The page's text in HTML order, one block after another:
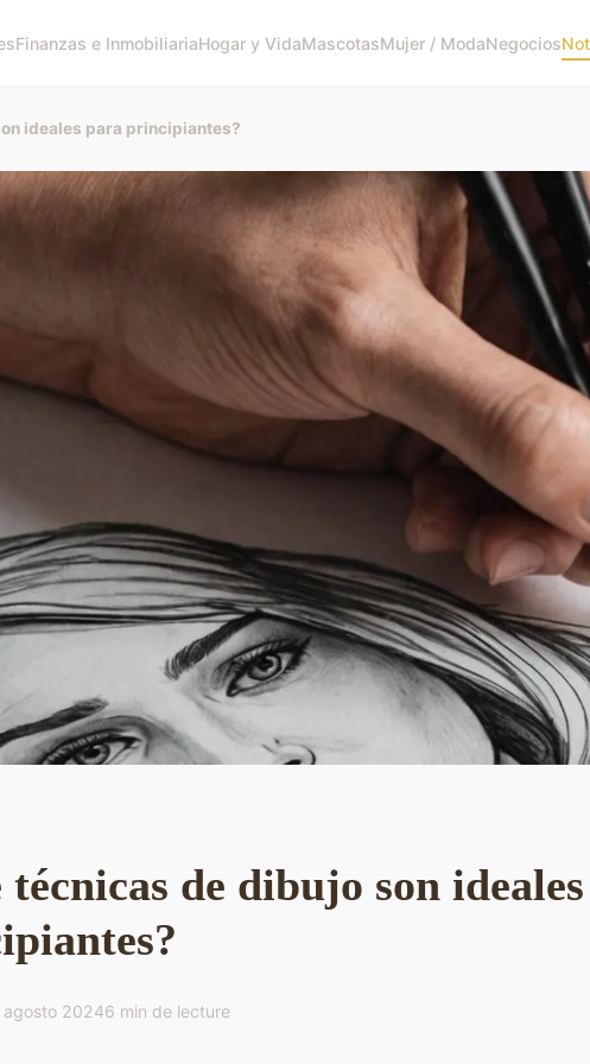
Finanzas e InmobiliariaHogar y VidaMascotasMujer / ModaNegocios
ideales para principiantes?
técnicas de dibujo son
agosto 20246 min de lecture